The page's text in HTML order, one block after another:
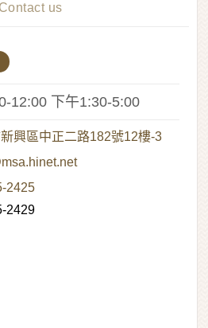
Contact us
12:00 下午1:30-5:00
興區中正二路182號12樓-3
2425
2429